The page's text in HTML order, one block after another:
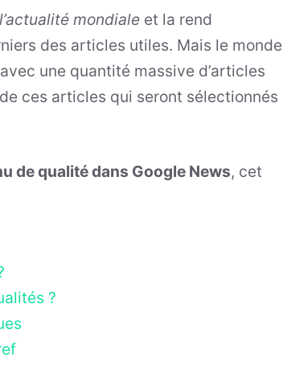
mondiale et la rend
des articles utiles. Mais le monde
une quantité massive d’articles
ces articles qui seront sélectionnés
de qualité dans Google News, cet
?